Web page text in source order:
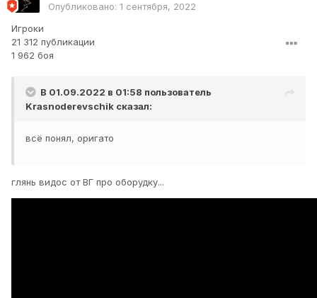
Опубликовано: 1 сентября, 2022
Игроки
21 312 публикации
1 962 боя
В 01.09.2022 в 01:58 пользователь
Krasnoderevschik сказал:
всё понял, оригато
глянь видос от ВГ про оборудку...